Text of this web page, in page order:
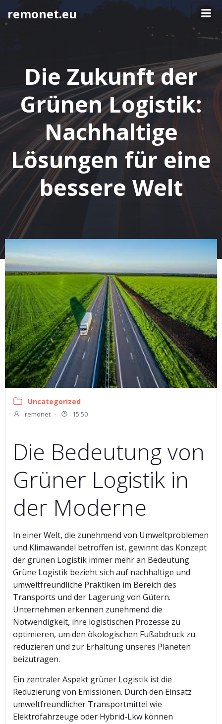
Springe
remonet.eu
Die Zukunft der
Grünen Logistik:
Nachhaltige
Lösungen für eine
bessere Welt
Uncategorized
remonet - 15:50
Die Bedeutung von
Grüner Logistik in
der Moderne
In einer Welt, die zunehmend von Umweltproblemen
und Klimawandel betroffen ist, gewinnt das Konzept
der grünen Logistik immer mehr an Bedeutung.
Grüne Logistik bezieht sich auf nachhaltige und
umweltfreundliche Praktiken im Bereich des
Transports und der Lagerung von Gütern.
Unternehmen erkennen zunehmend die
Notwendigkeit, ihre logistischen Prozesse zu
optimieren, um den ökologischen Fußabdruck zu
reduzieren und zur Erhaltung unseres Planeten
beizutragen.
Ein zentraler Aspekt grüner Logistik ist die
Reduzierung von Emissionen. Durch den Einsatz
umweltfreundlicher Transportmittel wie
Elektrofahrzeuge oder Hybrid-Lkw können